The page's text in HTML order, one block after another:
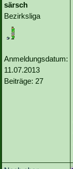
särsch
Bezirksliga
Anmeldungsdatum:
11.07.2013
Beiträge: 27